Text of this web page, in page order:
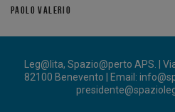
PAOLO VALERIO
Leg@lita, Spazio@perto APS. |
82100 Benevento | Email: